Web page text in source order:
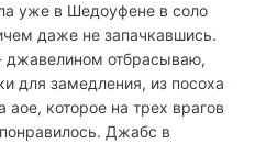
уже в Шедоуфене в соло
даже не запачкавшись.
джавелином отбрасываю,
для замедления, из посоха
которое на трех врагов
Джабс в